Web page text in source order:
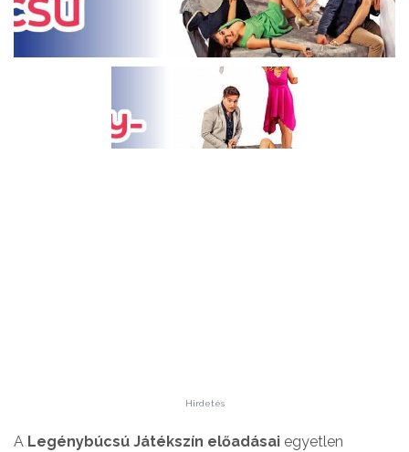
Hirdetés
A Legénybúcsú Játékszín előadásai egyetlen